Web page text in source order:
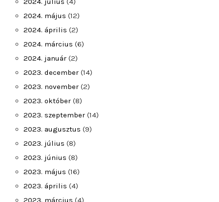
2024. május (12)
2024. április (2)
2024. március (6)
2024. január (2)
2023. december (14)
2023. november (2)
2023. október (8)
2023. szeptember (14)
2023. augusztus (9)
2023. július (8)
2023. június (8)
2023. május (16)
2023. április (4)
2023. március (4)